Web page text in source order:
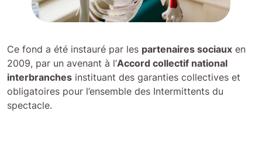
Ce fond a été instauré par les partenaires sociaux en
2009, par un avenant à l’Accord collectif national
interbranches instituant des garanties collectives et
obligatoires pour l’ensemble des Intermittents du
spectacle.